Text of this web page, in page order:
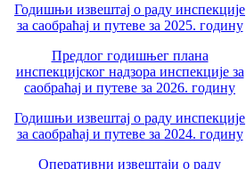
Годишњи извештај о раду инспекције
за саобраћај и путеве за 2025. годину
Предлог годишњег плана
инспекцијског надзора инспекције за
саобраћај и путеве за 2026. годину
Годишњи извештај о раду инспекције
за саобраћај и путеве за 2024. годину
Оперативни извештаји о раду